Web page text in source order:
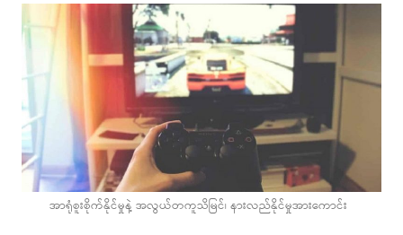
အာရုံစူးစိုက်နိုင်မှုနဲ့ အလွယ်တကူသိမြင်၊ နားလည်နိုင်မှုအားကောင်း